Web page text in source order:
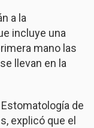
a la
incluye una
mano las
llevan en la
de
explicó que el